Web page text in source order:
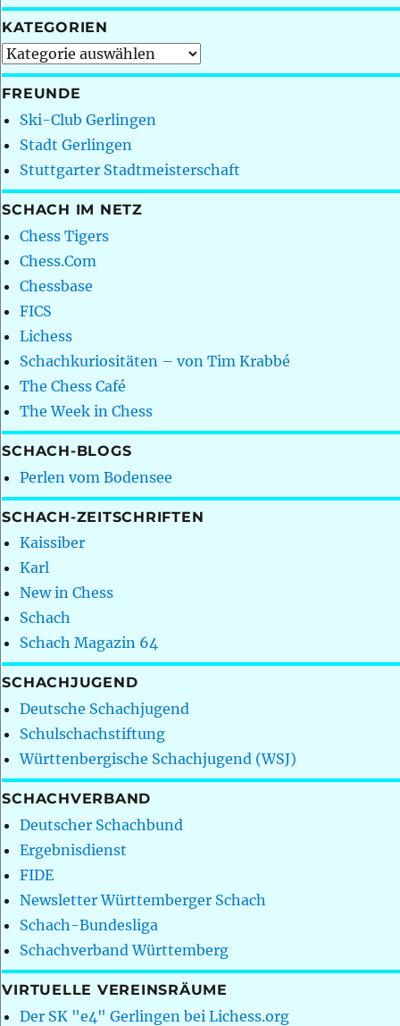
KATEGORIEN
Kategorien
FREUNDE
Ski-Club Gerlingen
Stadt Gerlingen
Stuttgarter Stadtmeisterschaft
SCHACH IM NETZ
Chess Tigers
Chess.Com
Chessbase
FICS
Lichess
Schachkuriositäten – von Tim Krabbé
The Chess Café
The Week in Chess
SCHACH-BLOGS
Perlen vom Bodensee
SCHACH-ZEITSCHRIFTEN
Kaissiber
Karl
New in Chess
Schach
Schach Magazin 64
SCHACHJUGEND
Deutsche Schachjugend
Schulschachstiftung
Württenbergische Schachjugend (WSJ)
SCHACHVERBAND
Deutscher Schachbund
Ergebnisdienst
FIDE
Newsletter Württemberger Schach
Schach-Bundesliga
Schachverband Württemberg
VIRTUELLE VEREINSRÄUME
Der SK "e4" Gerlingen bei Lichess.org